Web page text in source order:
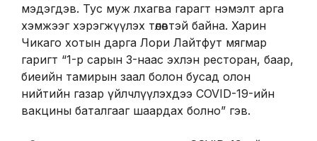
мэдэгдэв. Тус муж лхагва гарагт нэмэлт арга
хэмжээг хэрэгжүүлэх төлөвтэй байна. Харин
Чикаго хотын дарга Лори Лайтфут мягмар
гаригт “1-р сарын 3-наас эхлэн ресторан, баар,
биеийн тамирын заал болон бусад олон
нийтийн газар үйлчлүүлэхдээ COVID-19-ийн
вакцины баталгааг шаардах болно” гэв.